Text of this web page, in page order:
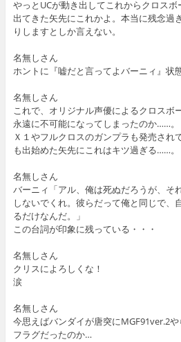
やっとUCが動き出してこれからクロス
出てきた矢先にこれかよ。本当に残念過
りしますとしか言えない。
名無しさん
ホントに『嘘だと言ってよバーニィ』状
名無しさん
これで、オリジナル声優によるクロスボ
永遠に不可能になってしまったのか……。
Ｘ１やフルクロスのガンプラも発売され
も出始めた矢先にこれはキツ過ぎる……。
名無しさん
バーニィ「アル、俺は死ぬだろうが、そ
しないでくれ。彼らだって俺と同じで、
るだけなんだ。」
この台詞が印象に残っている・・・
名無しさん
クリスによろしくな！
涙
名無しさん
今思えばバンダイが唐突にMGF91ver.2
フラグだったのか…